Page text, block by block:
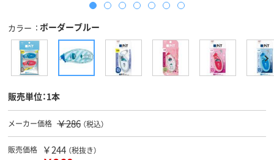
カラー ボーダーブルー
販売単位：1本
メーカー価格 ￥286 （税込）
販売価格 ￥244 （税抜き）